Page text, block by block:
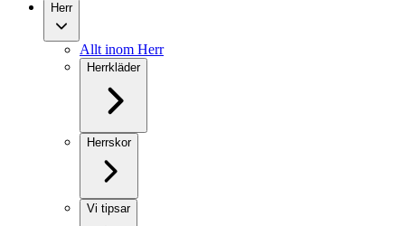
Herr
Allt inom Herr
Herrkläder
Herrskor
Vi tipsar